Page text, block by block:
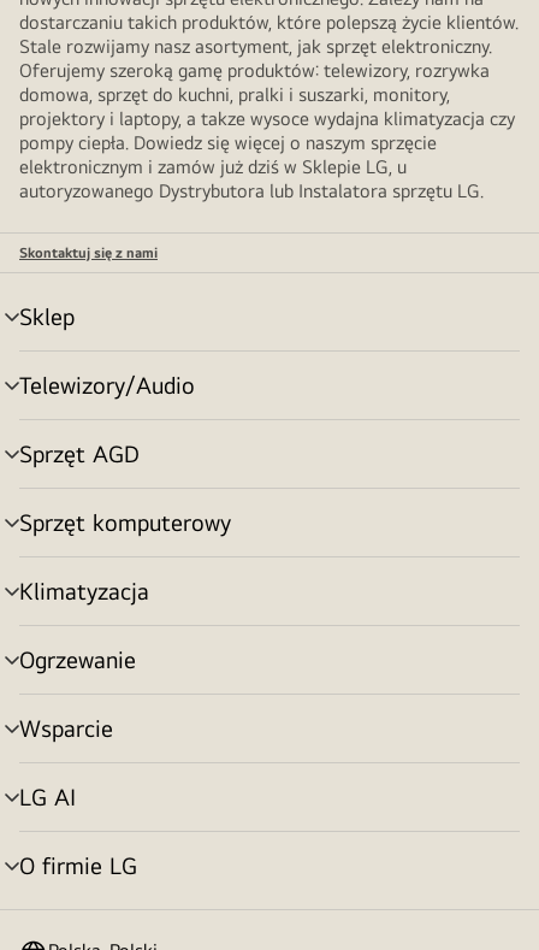
dostarczaniu takich produktów, które polepszą życie klientów.
Stale rozwijamy nasz asortyment, jak sprzęt elektroniczny.
Oferujemy szeroką gamę produktów: telewizory, rozrywka
domowa, sprzęt do kuchni, pralki i suszarki, monitory,
projektory i laptopy, a takze wysoce wydajna klimatyzacja czy
pompy ciepła. Dowiedz się więcej o naszym sprzęcie
elektronicznym i zamów już dziś w Sklepie LG, u
autoryzowanego Dystrybutora lub Instalatora sprzętu LG.
Skontaktuj się z nami
Sklep
Przełącznik
menu
Telewizory/Audio
Przełącznik
menu
Sprzęt AGD
Przełącznik
menu
Sprzęt komputerowy
Przełącznik
menu
Klimatyzacja
Przełącznik
menu
Ogrzewanie
Przełącznik
menu
Wsparcie
Przełącznik
menu
LG AI
Przełącznik
menu
O firmie LG
Przełącznik